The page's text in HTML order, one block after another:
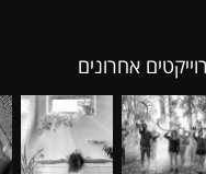
אחרונים